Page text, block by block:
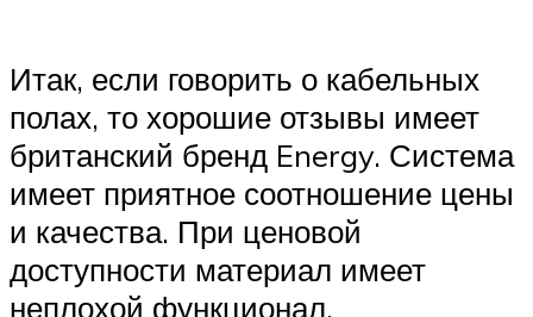
Итак, если говорить о кабельных
полах, то хорошие отзывы имеет
британский бренд Energy. Система
имеет приятное соотношение цены
и качества. При ценовой
доступности материал имеет
неплохой функционал,